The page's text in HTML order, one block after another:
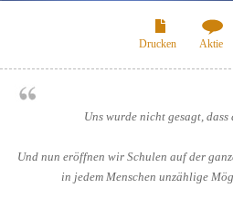
Drucken Aktie
Uns wurde nicht gesagt, dass
Und nun eröffnen wir Schulen auf der
in jedem Menschen unzählige